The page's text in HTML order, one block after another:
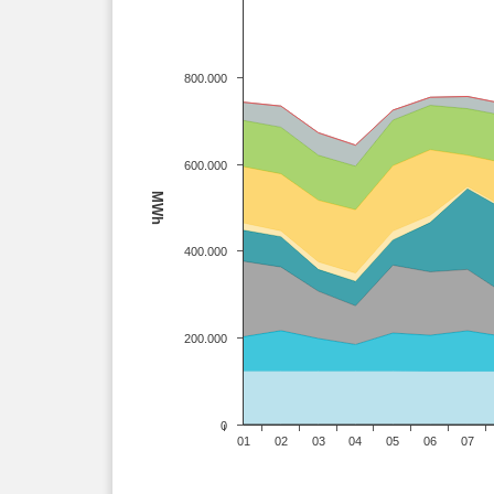
MWh
01 02 03 04 05 06 07
0
200.000
400.000
600.000
800.000